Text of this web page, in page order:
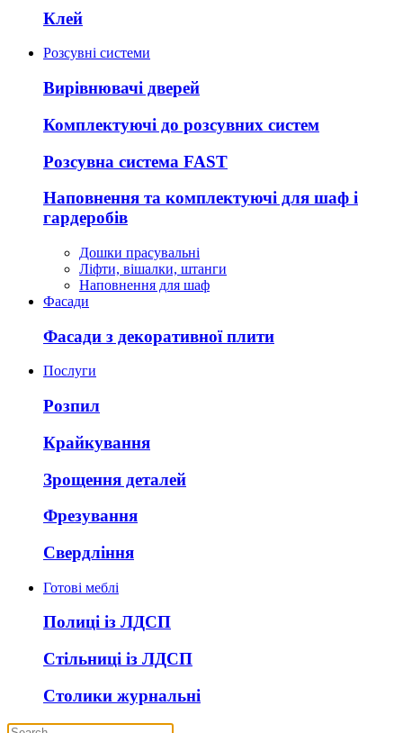
Клей
Розсувні системи
Вирівнювачі дверей
Комплектуючі до розсувних систем
Розсувна система FAST
Наповнення та комплектуючі для шаф і
гардеробів
Дошки прасувальні
Ліфти, вішалки, штанги
Наповнення для шаф
Фасади
Фасади з декоративної плити
Послуги
Розпил
Крайкування
Зрощення деталей
Фрезування
Свердління
Готові меблі
Полиці із ЛДСП
Стільниці із ЛДСП
Столики журнальні